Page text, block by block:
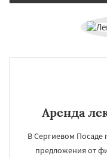
Аренда
В Сергиевом Посаде
предложения от